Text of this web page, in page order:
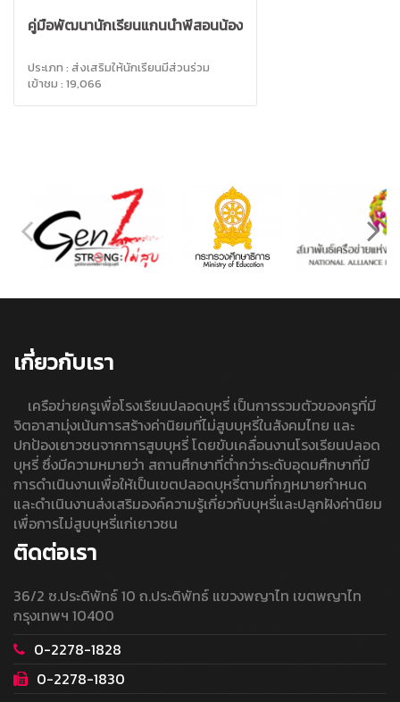
คู่มือพัฒนานักเรียนแกนนำพี่สอนน้อง
ประเภท : ส่งเสริมให้นักเรียนมีส่วนร่วม
เข้าชม : 19,066
เกี่ยวกับเรา
เครือข่ายครูเพื่อโรงเรียนปลอดบุหรี่ เป็นการรวมตัวของครูที่มี
จิตอาสามุ่งเน้นการสร้างค่านิยมที่ไม่สูบบุหรี่ในสังคมไทย และ
ปกป้องเยาวชนจากการสูบบุหรี่ โดยขับเคลื่อนงานโรงเรียนปลอด
บุหรี่ ซึ่งมีความหมายว่า สถานศึกษาที่ต่ำกว่าระดับอุดมศึกษาที่มี
การดำเนินงานเพื่อให้เป็นเขตปลอดบุหรี่ตามที่กฎหมายกำหนด
และดำเนินงานส่งเสริมองค์ความรู้เกี่ยวกับบุหรี่และปลูกฝังค่านิยม
เพื่อการไม่สูบบุหรี่แก่เยาวชน
ติดต่อเรา
36/2 ซ.ประดิพัทธ์ 10 ถ.ประดิพัทธ์ แขวงพญาไท เขตพญาไท
กรุงเทพฯ 10400
0-2278-1828
0-2278-1830